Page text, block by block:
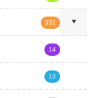
331
14
13